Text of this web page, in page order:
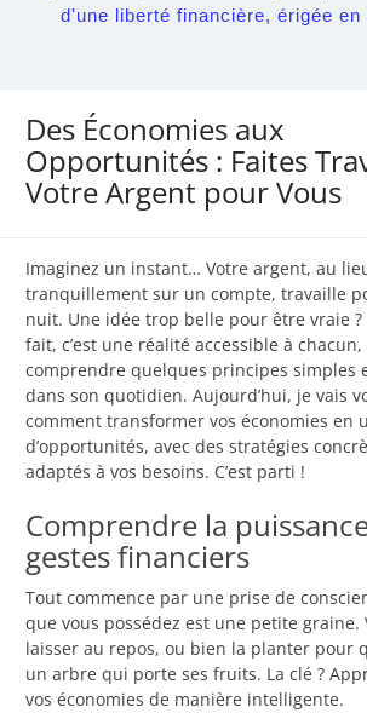
d'une liberté financière, érigée
Des Économies aux
Opportunités : Faites
Votre Argent pour Vous
Imaginez un instant… Votre argent, au
tranquillement sur un compte, travaille
nuit. Une idée trop belle pour être vraie ?
fait, c’est une réalité accessible à
comprendre quelques principes simples
dans son quotidien. Aujourd’hui, je vais
comment transformer vos économies en
d’opportunités, avec des stratégies
adaptés à vos besoins. C’est parti !
Comprendre la
gestes financiers
Tout commence par une prise de
que vous possédez est une petite graine.
laisser au repos, ou bien la planter pour
un arbre qui porte ses fruits. La clé ?
vos économies de manière intelligente.